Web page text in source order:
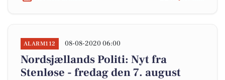
ALARM112 08-08-2020 06:00
Nordsjællands Politi: Nyt fra
Stenløse - fredag den 7. august